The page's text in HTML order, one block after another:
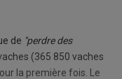
de "perdre des
(365 850 vaches
la première fois. Le